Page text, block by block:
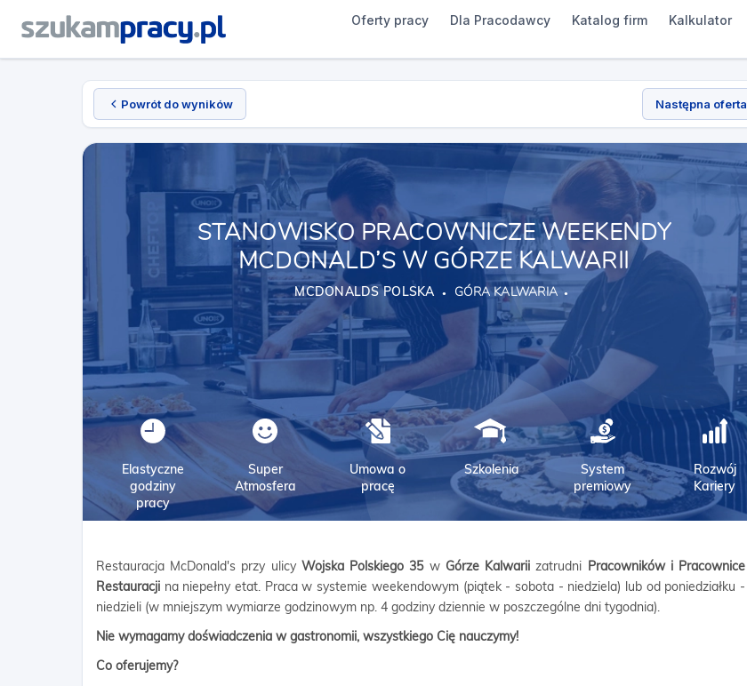
Oferty pracy Dla Pracodawcy Katalog firm Kalkulator
Powrót do wyników Następna oferta
STANOWISKO PRACOWNICZE WEEKENDY
MCDONALD’S W GÓRZE KALWARII
MCDONALDS POLSKA GÓRA KALWARIA
Elastyczne
godziny
pracy
Super
Atmosfera
Umowa o
pracę
Szkolenia
System
premiowy
Rozwój
Kariery
Restauracja McDonald's przy ulicy Wojska Polskiego 35w Górze Kalwarii zatrudni Pracowników i Pracownice
Restauracji na niepełny etat. Praca w systemie weekendowym (piątek - sobota - niedziela) lub od poniedziałku -
niedzieli (w mniejszym wymiarze godzinowym np. 4 godziny dziennie w poszczególne dni tygodnia).
Nie wymagamy doświadczenia w gastronomii, wszystkiego Cię nauczymy!
Co oferujemy?